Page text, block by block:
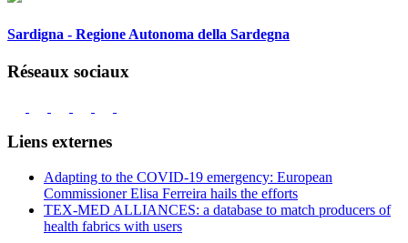
Sardigna - Regione Autonoma della Sardegna
Réseaux sociaux
Liens externes
Adapting to the COVID-19 emergency: European
Commissioner Elisa Ferreira hails the efforts
TEX-MED ALLIANCES: a database to match producers of
health fabrics with users